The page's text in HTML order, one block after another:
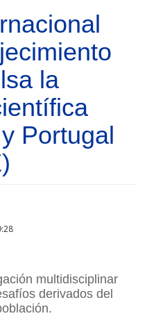
la
Portugal
multidisciplinar
derivados del